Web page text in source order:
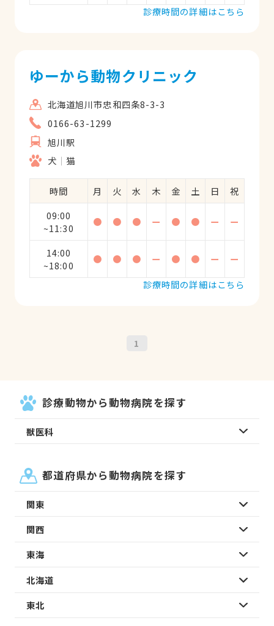
診療時間の詳細はこちら
ゆーから動物クリニック
北海道旭川市忠和四条8-3-3
0166-63-1299
旭川駅
犬
猫
時間 月 火 水 木 金 土 日
祝
09:00
~11:30
● ● ● ー ● ● ー ー
14:00
~18:00
● ● ● ー ● ● ー
ー
診療時間の詳細はこちら
1
診療動物から動物病院を探す
獣医科
都道府県から動物病院を探す
関東
関西
東海
北海道
東北